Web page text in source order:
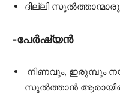
ദില്ലി
-പേർഷ്യൻ
നിണവും, ഇരുമ്പും
സുൽത്താൻ